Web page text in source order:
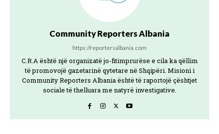
Community Reporters Albania
https://reportersalbania.com
C.R.A është një organizatë jo-fitimprurëse e cila ka qëllim
të promovojë gazetarinë qytetare në Shqipëri. Misioni i
Community Reporters Albania është të raportojë çështjet
sociale të thelluara me natyrë investigative.